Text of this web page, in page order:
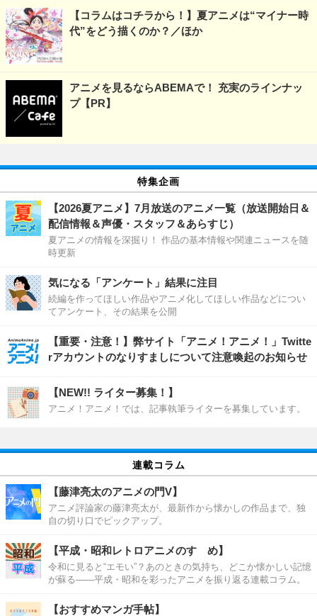
【コラムはコチラから！】夏アニメは“マイナー時
代”をどう描くのか？／ほか
アニメを見るならABEMAで！ 充実のラインナッ
プ【PR】
特集企画
【2026夏アニメ】7月放送のアニメ一覧（放送開始日＆
配信情報＆声優・スタッフ＆あらすじ）
夏アニメの情報を深掘り！ 作品の基本情報や関連ニュースを随
時更新
気になる「アンケート」結果に注目
続編を作ってほしい作品やアニメ化してほしい作品などについ
てアンケート、その結果を公開
【重要・注意！】弊サイト「アニメ！アニメ！」Twitte
rアカウントのなりすましについて注意喚起のお知らせ
【NEW!! ライター募集！】
アニメ！アニメ！では、記事執筆ライターを募集しています。
連載コラム
【藤津亮太のアニメの門V】
アニメ評論家の藤津亮太が、最新作から懐かしの作品まで、独
自の切り口でピックアップ。
【平成・昭和レトロアニメのすゝめ】
令和に見ると“エモい”？あのときの気持ち、どこか懐かしい記憶
が蘇る――平成・昭和を彩ったアニメを振り返る連載コラム。
【おすすめマンガ手帖】